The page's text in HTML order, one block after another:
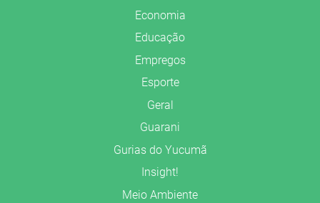
Economia
Educação
Empregos
Esporte
Geral
Guarani
Gurias do Yucumã
Insight!
Meio Ambiente